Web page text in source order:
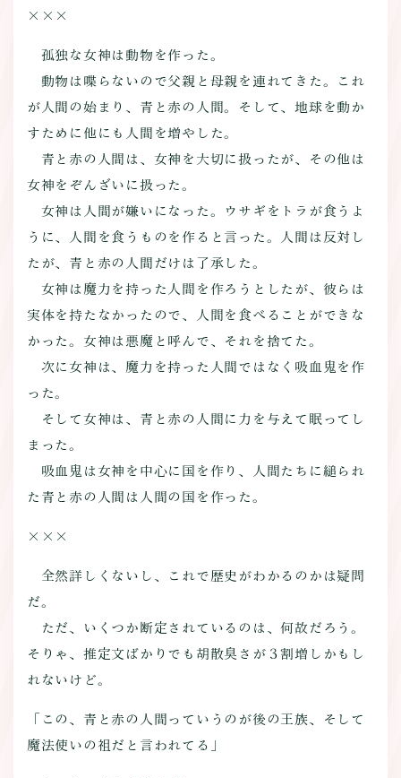
×××
孤独な女神は動物を作った。
動物は喋らないので父親と母親を連れてきた。これ
が人間の始まり、青と赤の人間。そして、地球を動か
すために他にも人間を増やした。
青と赤の人間は、女神を大切に扱ったが、その他は
女神をぞんざいに扱った。
女神は人間が嫌いになった。ウサギをトラが食うよ
うに、人間を食うものを作ると言った。人間は反対し
たが、青と赤の人間だけは了承した。
女神は魔力を持った人間を作ろうとしたが、彼らは
実体を持たなかったので、人間を食べることができな
かった。女神は悪魔と呼んで、それを捨てた。
次に女神は、魔力を持った人間ではなく吸血鬼を作
った。
そして女神は、青と赤の人間に力を与えて眠ってし
まった。
吸血鬼は女神を中心に国を作り、人間たちに縋られ
た青と赤の人間は人間の国を作った。
×××
全然詳しくないし、これで歴史がわかるのかは疑問
だ。
ただ、いくつか断定されているのは、何故だろう。
そりゃ、推定文ばかりでも胡散臭さが３割増しかもし
れないけど。
「この、青と赤の人間っていうのが後の王族、そして
魔法使いの祖だと言われてる」